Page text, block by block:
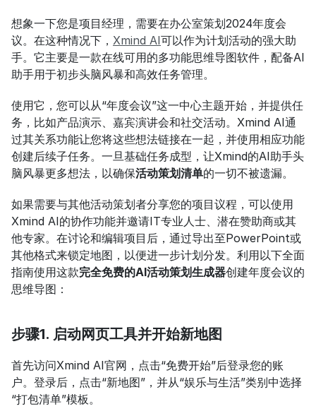
想象一下您是项目经理，需要在办公室策划2024年度会
议。在这种情况下， Xmind AI可以作为计划活动的强大助
手。它主要是一款在线可用的多功能思维导图软件，配备AI
助手用于初步头脑风暴和高效任务管理。
使用它，您可以从“年度会议”这一中心主题开始，并提供任
务，比如产品演示、嘉宾演讲会和社交活动。Xmind AI通
过其关系功能让您将这些想法链接在一起，并使用相应功能
创建后续子任务。一旦基础任务成型，让Xmind的AI助手头
脑风暴更多想法，以确保活动策划清单的一切不被遗漏。
如果需要与其他活动策划者分享您的项目议程，可以使用
Xmind AI的协作功能并邀请IT专业人士、潜在赞助商或其
他专家。在讨论和编辑项目后，通过导出至PowerPoint或
其他格式来锁定地图，以便进一步计划分发。利用以下全面
指南使用这款完全免费的AI活动策划生成器创建年度会议的
思维导图：
步骤1. 启动网页工具并开始新地图
首先访问Xmind AI官网，点击“免费开始”后登录您的账
户。登录后，点击“新地图”，并从“娱乐与生活”类别中选择
“打包清单”模板。